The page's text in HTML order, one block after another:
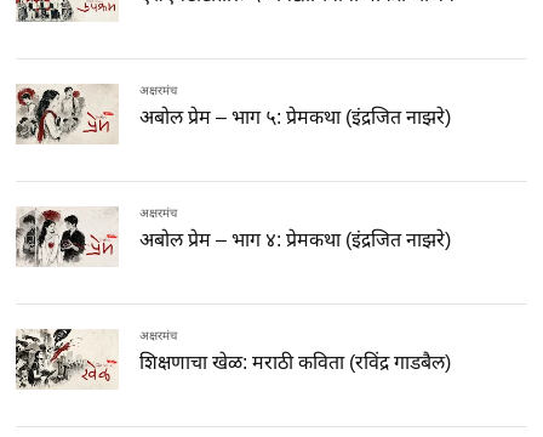
अक्षरमंच
अबोल प्रेम – भाग ५: प्रेमकथा (इंद्रजित नाझरे)
अक्षरमंच
अबोल प्रेम – भाग ४: प्रेमकथा (इंद्रजित नाझरे)
अक्षरमंच
शिक्षणाचा खेळ: मराठी कविता (रविंद्र गाडबैल)